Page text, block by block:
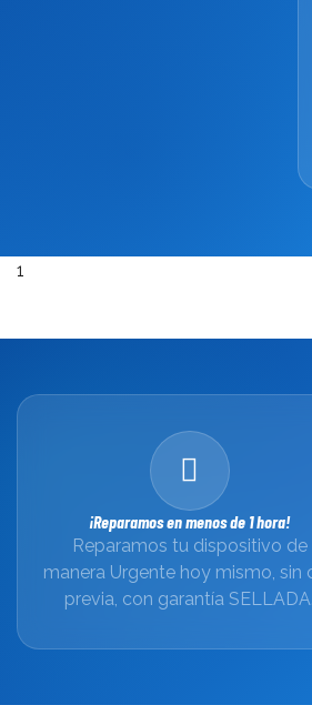
1
¡Reparamos en menos de 1 hora!
Reparamos tu dispositivo de
manera Urgente hoy mismo, sin
previa, con garantía SELLADA.